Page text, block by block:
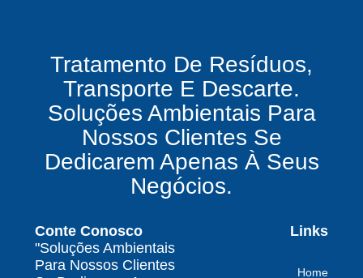
vê oportunidades bilionárias esperando para
serem exploradas.
O que uma empresa de gestão de resíduos
químicos precisa fazer para garantir segurança
e conformidade legal no Brasil
Como uma empresa de gestão de resíduos
contaminados protege o meio ambiente e
Por que contratar uma empresa de gestão de
resíduos classe I é fundamental para sua
Tratamento De Resíduos,
Transporte E Descarte.
Soluções Ambientais Para
Nossos Clientes Se
Dedicarem Apenas À Seus
Negócios.
Conte Conosco
"Soluções Ambientais
Para Nossos Clientes
Links
Home